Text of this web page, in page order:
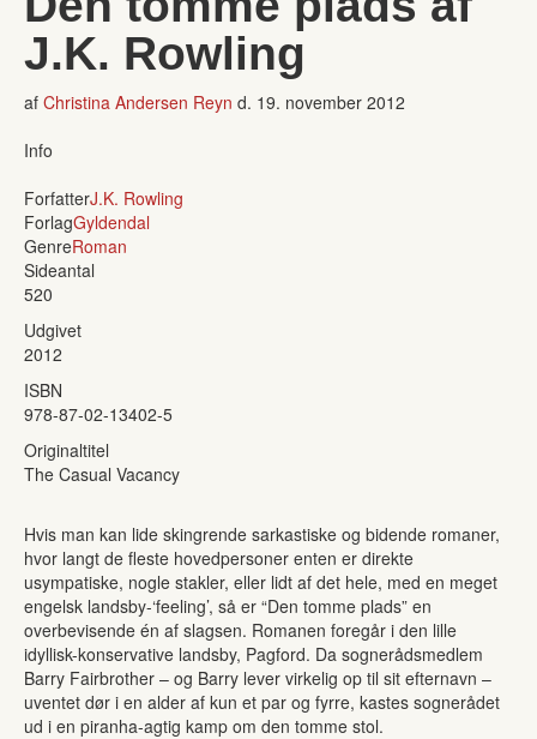
J.K. Rowling
af Christina Andersen Reyn d. 19. november 2012
Info
ForfatterJ.K. Rowling
ForlagGyldendal
GenreRoman
Sideantal
520
Udgivet
2012
ISBN
978-87-02-13402-5
Originaltitel
The Casual Vacancy
Hvis man kan lide skingrende sarkastiske og bidende romaner,
hvor langt de fleste hovedpersoner enten er direkte
usympatiske, nogle stakler, eller lidt af det hele, med en meget
engelsk landsby-‘feeling’, så er “Den tomme plads” en
overbevisende én af slagsen. Romanen foregår i den lille
idyllisk-konservative landsby, Pagford. Da sognerådsmedlem
Barry Fairbrother – og Barry lever virkelig op til sit efternavn –
uventet dør i en alder af kun et par og fyrre, kastes sognerådet
ud i en piranha-agtig kamp om den tomme stol.